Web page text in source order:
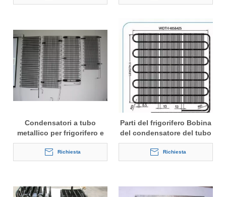
Condensatori a tubo
metallico per frigorifero e
congelatore
Richiesta
Parti del frigorifero Bobina
del condensatore del tubo
del filo
Richiesta